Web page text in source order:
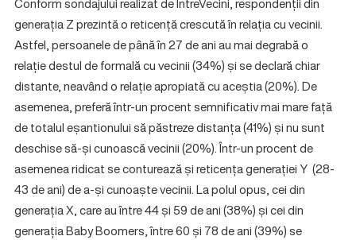
generația Z prezintă o reticență crescută în relația cu vecinii.
Astfel, persoanele de până în 27 de ani au mai degrabă o
relație destul de formală cu vecinii (34%) și se declară chiar
distante, neavând o relație apropiată cu aceștia (20%). De
asemenea, preferă într-un procent semnificativ mai mare față
de totalul eșantionului să păstreze distanța (41%) și nu sunt
deschise să-și cunoască vecinii (20%). Într-un procent de
asemenea ridicat se conturează și reticența generației Y (28-
43 de ani) de a-și cunoaște vecinii. La polul opus, cei din
generația X, care au între 44 și 59 de ani (38%) și cei din
generația Baby Boomers, între 60 și 78 de ani (39%) se